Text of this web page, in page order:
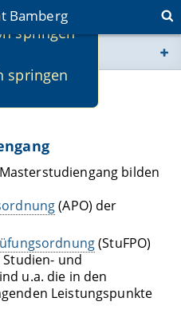
springen
springen
Bamberg
bilden
(APO) der
(StuFPO)
und
u.a. die in den
Leistungspunkte